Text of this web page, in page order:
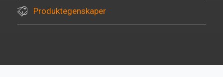
Produktegenskaper